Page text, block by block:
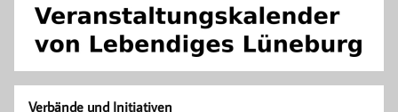
Verbände und Initiativen